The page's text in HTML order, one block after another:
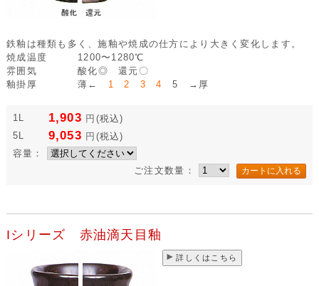
鉄釉は種類も多く、施釉や焼成の仕方により大きく変化します。
焼成温度
1200〜1280℃
雰囲気
酸化◎ 還元〇
釉掛厚
薄← 1 2 3 4 5 →厚
1L 1,903 円 (税込)
5L
9,053 円 (税込)
容量：
ご注文数量：
Iシリーズ 赤油滴天目釉
詳しくはこちら